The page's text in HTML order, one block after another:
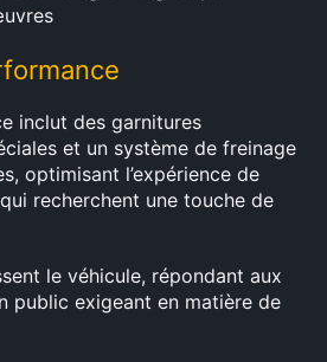
inclut des garnitures
et un système de freinage
optimisant l’expérience de
recherchent une touche de
le véhicule, répondant aux
public exigeant en matière de